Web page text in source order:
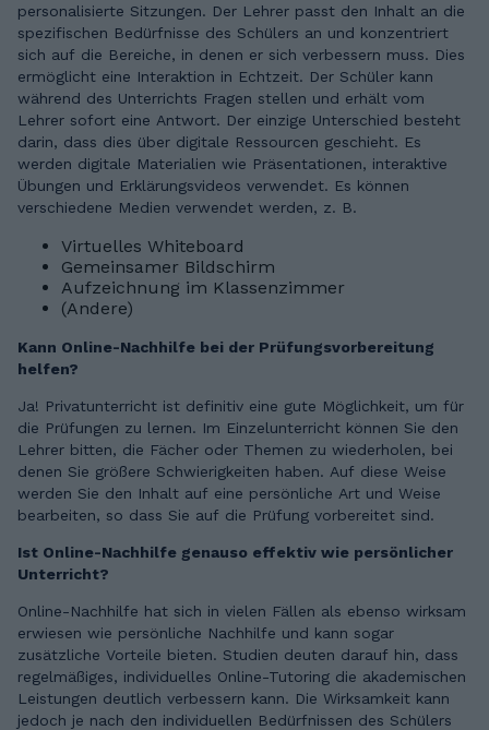
personalisierte Sitzungen. Der Lehrer passt den Inhalt an die
spezifischen Bedürfnisse des Schülers an und konzentriert
sich auf die Bereiche, in denen er sich verbessern muss. Dies
ermöglicht eine Interaktion in Echtzeit. Der Schüler kann
während des Unterrichts Fragen stellen und erhält vom
Lehrer sofort eine Antwort. Der einzige Unterschied besteht
darin, dass dies über digitale Ressourcen geschieht. Es
werden digitale Materialien wie Präsentationen, interaktive
Übungen und Erklärungsvideos verwendet. Es können
verschiedene Medien verwendet werden, z. B.
Virtuelles Whiteboard
Gemeinsamer Bildschirm
Aufzeichnung im Klassenzimmer
(Andere)
Kann Online-Nachhilfe bei der Prüfungsvorbereitung
helfen?
Ja! Privatunterricht ist definitiv eine gute Möglichkeit, um für
die Prüfungen zu lernen. Im Einzelunterricht können Sie den
Lehrer bitten, die Fächer oder Themen zu wiederholen, bei
denen Sie größere Schwierigkeiten haben. Auf diese Weise
werden Sie den Inhalt auf eine persönliche Art und Weise
bearbeiten, so dass Sie auf die Prüfung vorbereitet sind.
Ist Online-Nachhilfe genauso effektiv wie persönlicher
Unterricht?
Online-Nachhilfe hat sich in vielen Fällen als ebenso wirksam
erwiesen wie persönliche Nachhilfe und kann sogar
zusätzliche Vorteile bieten. Studien deuten darauf hin, dass
regelmäßiges, individuelles Online-Tutoring die akademischen
Leistungen deutlich verbessern kann. Die Wirksamkeit kann
jedoch je nach den individuellen Bedürfnissen des Schülers